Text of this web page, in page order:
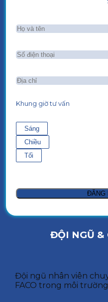
Khung giờ tư vấn
Sáng
Chiều
Tối
ĐỘI NGŨ &
Đội ngũ nhân viên
FACO trong môi